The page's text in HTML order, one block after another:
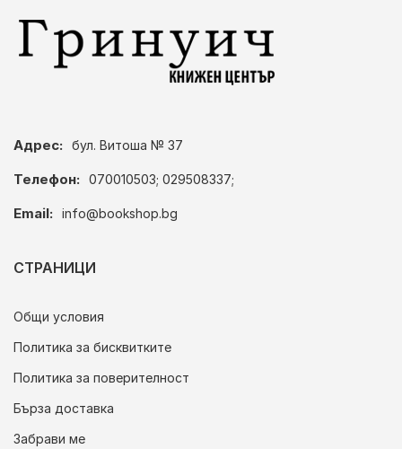
Адрес: бул. Витоша № 37
Телефон: 070010503; 029508337;
Email: info@bookshop.bg
СТРАНИЦИ
Общи условия
Политика за бисквитките
Политика за поверителност
Бърза доставка
Забрави ме